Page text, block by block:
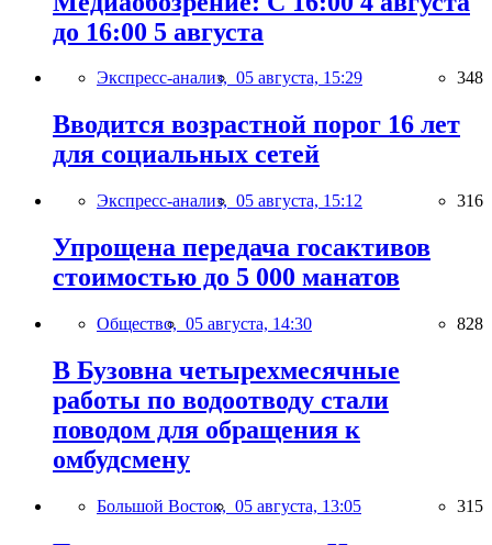
до 16:00 5 августа
Экспресс-анализ, 05 августа, 15:29 348
Вводится возрастной порог 16 лет
для социальных сетей
Экспресс-анализ, 05 августа, 15:12 316
Упрощена передача госактивов
стоимостью до 5 000 манатов
Общество, 05 августа, 14:30 828
В Бузовна четырехмесячные
работы по водоотводу стали
поводом для обращения к
омбудсмену
Большой Восток, 05 августа, 13:05 315